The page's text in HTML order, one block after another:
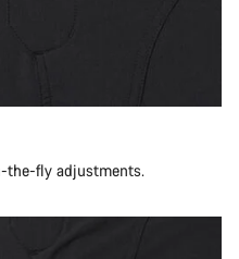
the-fly adjustments.